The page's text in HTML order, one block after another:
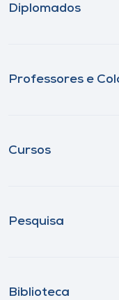
Diplomados
Professores e
Cursos
Pesquisa
Biblioteca